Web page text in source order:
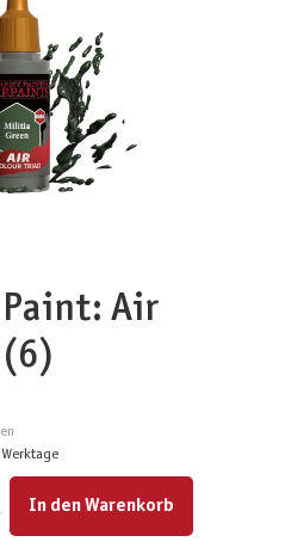
Air
oder benutze die Schaltflächen um die Anzahl zu
In den Warenkorb